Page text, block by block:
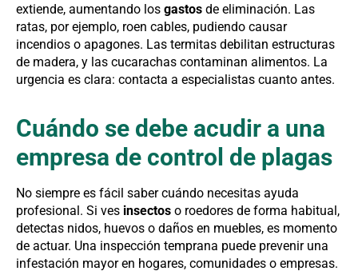
extiende, aumentando los gastos de eliminación. Las
ratas, por ejemplo, roen cables, pudiendo causar
incendios o apagones. Las termitas debilitan estructuras
de madera, y las cucarachas contaminan alimentos. La
urgencia es clara: contacta a especialistas cuanto antes.
Cuándo se debe acudir a una
empresa de control de plagas
No siempre es fácil saber cuándo necesitas ayuda
profesional. Si ves insectos o roedores de forma habitual,
detectas nidos, huevos o daños en muebles, es momento
de actuar. Una inspección temprana puede prevenir una
infestación mayor en hogares, comunidades o empresas.